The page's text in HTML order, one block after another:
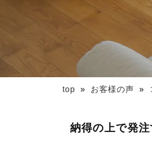
top » お客様の声 »
納得の上で発